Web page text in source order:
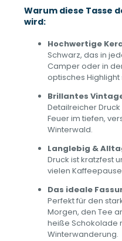
Warum diese Tasse
wird:
Hochwertige
Schwarz, das in
Camper oder in
optisches Highlight
Brillantes
Detailreicher
Feuer im tiefen,
Winterwald.
Langlebig &
Druck ist kratzfest
vielen
Das ideale
Perfekt für den
Morgen, den Tee
heiße Schokolade
Winterwanderung.